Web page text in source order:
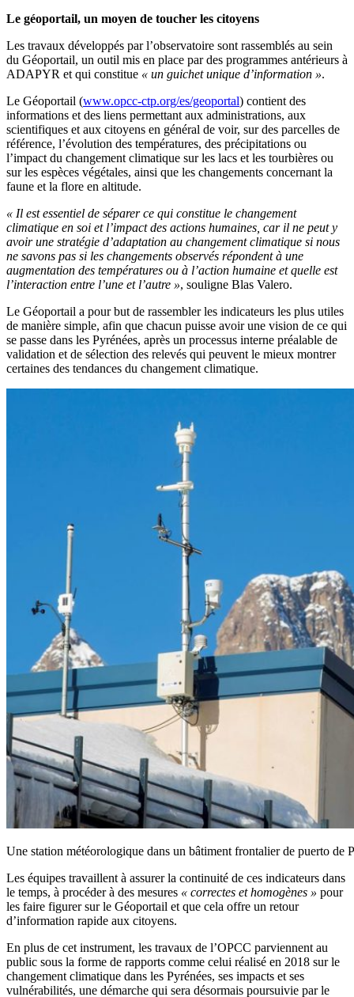
Le géoportail, un moyen de toucher les citoyens
Les travaux développés par l’observatoire sont rassemblés au sein
du Géoportail, un outil mis en place par des programmes antérieurs à
ADAPYR et qui constitue « un guichet unique d’information ».
Le Géoportail (www.opcc-ctp.org/es/geoportal) contient des
informations et des liens permettant aux administrations, aux
scientifiques et aux citoyens en général de voir, sur des parcelles de
référence, l’évolution des températures, des précipitations ou
l’impact du changement climatique sur les lacs et les tourbières ou
sur les espèces végétales, ainsi que les changements concernant la
faune et la flore en altitude.
« Il est essentiel de séparer ce qui constitue le changement
climatique en soi et l’impact des actions humaines, car il ne peut y
avoir une stratégie d’adaptation au changement climatique si nous
ne savons pas si les changements observés répondent à une
augmentation des températures ou à l’action humaine et quelle est
l’interaction entre l’une et l’autre », souligne Blas Valero.
Le Géoportail a pour but de rassembler les indicateurs les plus utiles
de manière simple, afin que chacun puisse avoir une vision de ce qui
se passe dans les Pyrénées, après un processus interne préalable de
validation et de sélection des relevés qui peuvent le mieux montrer
certaines des tendances du changement climatique.
Une station météorologique dans un bâtiment frontalier de puerto de
Les équipes travaillent à assurer la continuité de ces indicateurs dans
le temps, à procéder à des mesures « correctes et homogènes » pour
les faire figurer sur le Géoportail et que cela offre un retour
d’information rapide aux citoyens.
En plus de cet instrument, les travaux de l’OPCC parviennent au
public sous la forme de rapports comme celui réalisé en 2018 sur le
changement climatique dans les Pyrénées, ses impacts et ses
vulnérabilités, une démarche qui sera désormais poursuivie par le